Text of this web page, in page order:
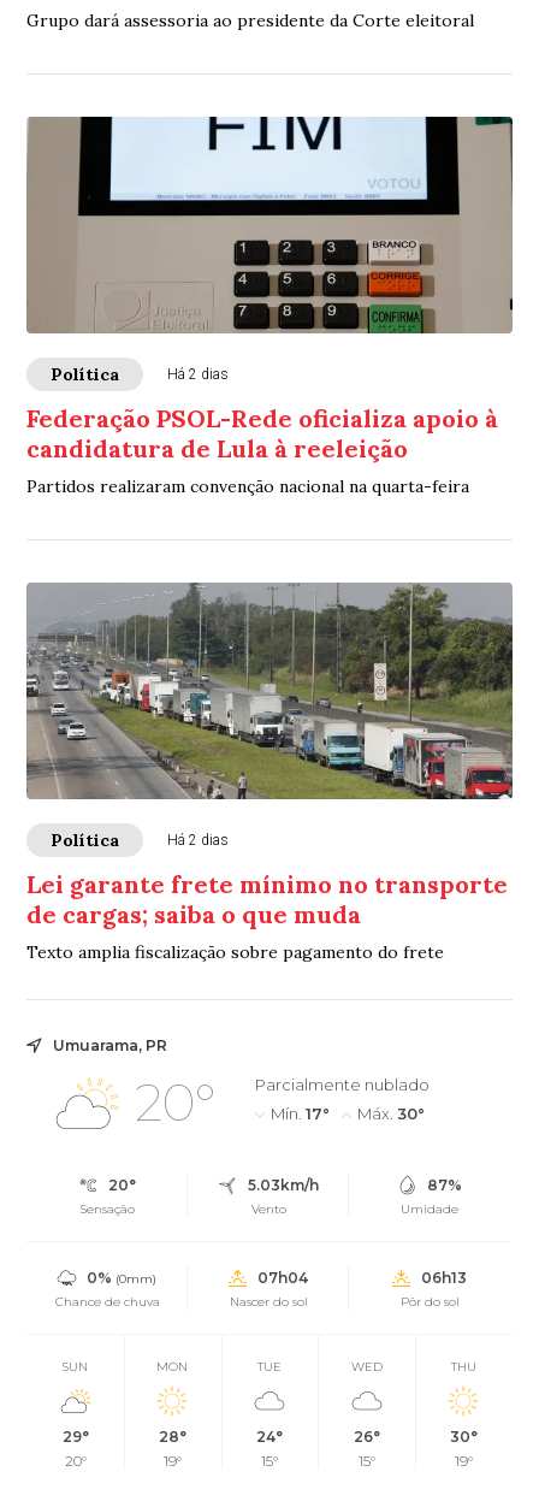
Grupo dará assessoria ao presidente da Corte eleitoral
Política Há 2 dias
Federação PSOL-Rede oficializa apoio à
candidatura de Lula à reeleição
Partidos realizaram convenção nacional na quarta-feira
Política Há 2 dias
Lei garante frete mínimo no transporte
de cargas; saiba o que muda
Texto amplia fiscalização sobre pagamento do frete
Umuarama, PR
20°
Parcialmente nublado
Mín. 17° Máx. 30°
20°
Sensação
5.03km/h
Vento
87%
Umidade
0% (0mm)
Chance de chuva
07h04
Nascer do sol
06h13
Pôr do sol
SUN
29°
20°
MON
28°
19°
TUE
24°
15°
WED
26°
15°
THU
30°
19°